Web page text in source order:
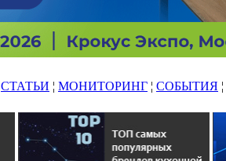
СТАТЬИ ¦ МОНИТОРИНГ ¦ СОБЫТИЯ ¦